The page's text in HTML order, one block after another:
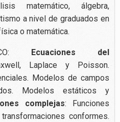
matemático, álgebra,
a nivel de graduados en
o matemática.
Ecuaciones del
Laplace y Poisson.
Modelos de campos
Modelos estáticos y
complejas: Funciones
conformes.